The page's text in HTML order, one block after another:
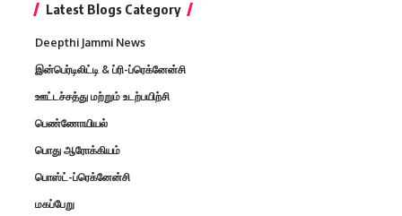
Latest Blogs Category
Deepthi Jammi News
இன்பெர்டிலிட்டி & ப்ரி-ப்ரெக்னேன்சி
ஊட்டச்சத்து மற்றும் உடற்பயிற்சி
பெண்ணோயியல்
பொது ஆரோக்கியம்
பொஸ்ட்-ப்ரெக்னேன்சி
மகப்பேறு